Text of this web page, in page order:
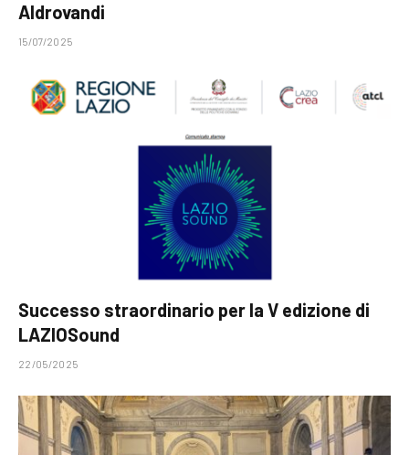
Aldrovandi
15/07/2025
Successo straordinario per la V edizione di
LAZIOSound
22/05/2025